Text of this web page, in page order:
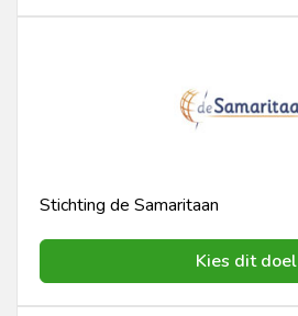
Stichting de Samaritaan
Kies dit doel